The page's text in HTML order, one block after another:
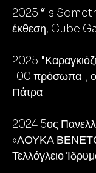
2025 “Is
έκθεση, Cube
2025
100 πρόσωπα",
Πάτρα
2024 5ος
«ΛΟΥΚΑ
Τελλόγλειο